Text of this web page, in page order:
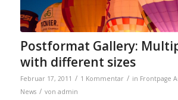
Postformat Gallery:
with different sizes
Februar 17, 2011 / 1 Kommentar / in Frontpage
News / von admin